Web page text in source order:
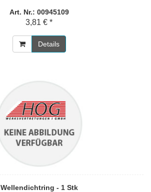
Art. Nr.: 00945109
3,81 € *
Details
Wellendichtring - 1 Stk